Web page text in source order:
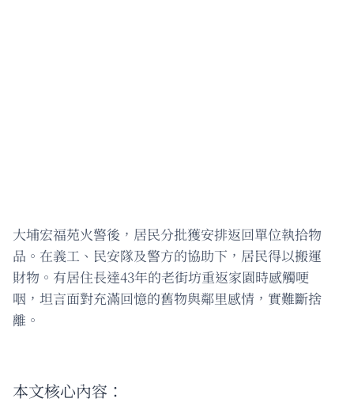
大埔宏福苑火警後，居民分批獲安排返回單位執拾物
品。在義工、民安隊及警方的協助下，居民得以搬運
財物。有居住長達43年的老街坊重返家園時感觸哽
咽，坦言面對充滿回憶的舊物與鄰里感情，實難斷捨
離。
本文核心內容：